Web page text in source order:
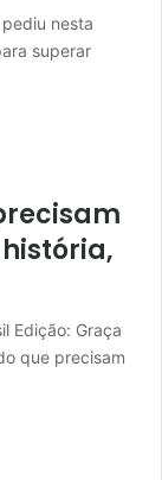
nesta
superar
Edição: Graça
que precisam